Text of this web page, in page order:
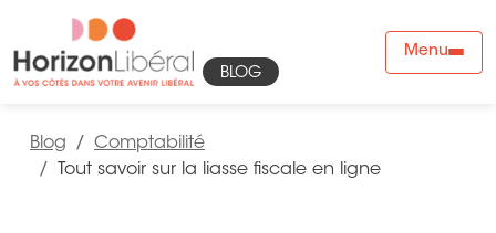
BLOG
Menu
Blog
Comptabilité
Tout savoir sur la liasse fiscale en ligne